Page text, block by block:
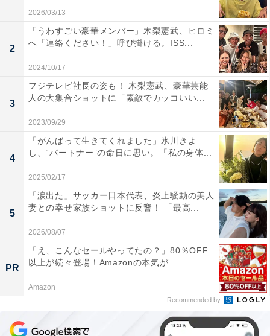
2026/03/13
2
「うわすごい豪華メンバー」木梨憲武、ヒロミ
へ「連絡ください！」呼び掛ける。ISS...
2024/10/17
3
フジテレビ社長の姿も！ 木梨憲武、豪華芸能
人の大集合ショットに「素敵でカッコいい...
2023/09/29
4
「がんばって生きてくれました」氷川きよ
し、“パートナー”の命日に思い。「私の身体...
2025/02/17
5
「涙出た」サッカー日本代表、炎上騒動の美人
妻との幸せ家族ショットに反響！ 「最高...
2026/08/07
PR
「え、こんなセールやってたの？」80％OFF
以上が続々登場！Amazonの本気が...
Amazon
Recommended by